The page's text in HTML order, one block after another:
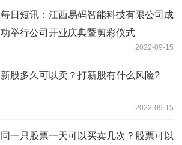
每日短讯：江西易码智能科技有限公司成
功举行公司开业庆典暨剪彩仪式
2022-09-15
新股多久可以卖？打新股有什么风险?
2022-09-15
同一只股票一天可以买卖几次？股票可以